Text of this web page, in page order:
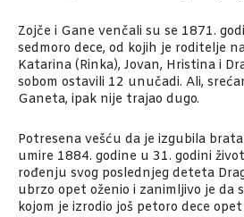
Zojče i Gane venčali su se 1871.
sedmoro dece, od kojih je roditelje
Katarina (Rinka), Jovan, Hristina i
sobom ostavili 12 unučadi. Ali,
Ganeta, ipak nije trajao dugo.
Potresena vešću da je izgubila
umire 1884. godine u 31. godini
rođenju svog poslednjeg deteta
ubrzo opet oženio i zanimljivo je da
kojom je izrodio još petoro dece opet